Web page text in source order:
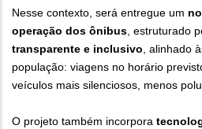
Nesse contexto, será entregue um
operação dos ônibus, estruturado
transparente e inclusivo, alinhado
população: viagens no horário
veículos mais silenciosos, menos
O projeto também incorpora